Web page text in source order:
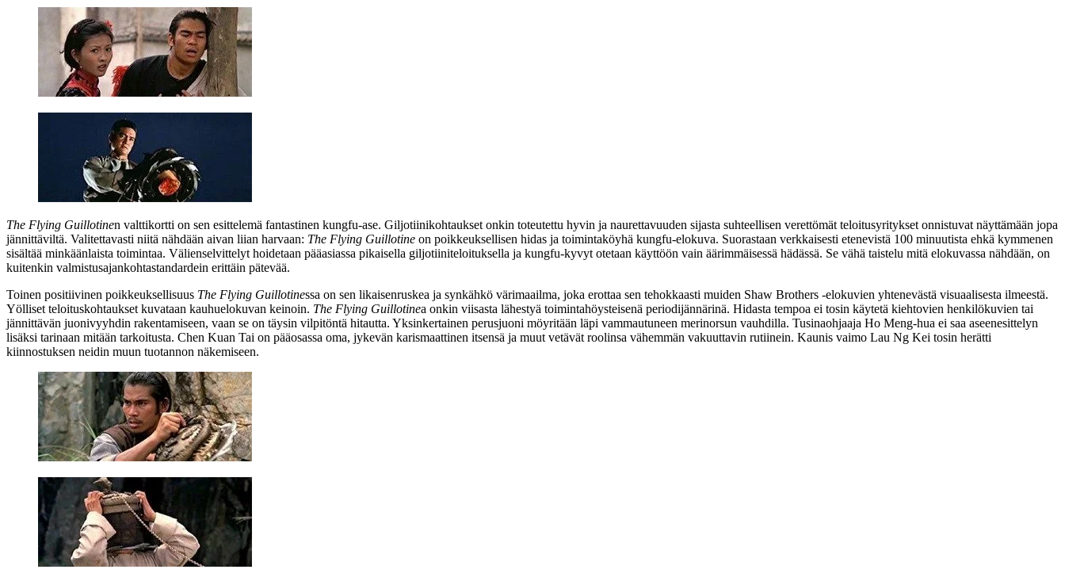
The Flying Guillotinen valttikortti on sen esittelemä fantastinen kungfu‑ase. Giljotiinikohtaukset onkin toteutettu hyvin ja naurettavuuden sijasta suhteellisen verettömät teloitusyritykset onnistuvat näyttämään jopa
jännittäviltä. Valitettavasti niitä nähdään aivan liian harvaan: The Flying Guillotine on poikkeuksellisen hidas ja toimintaköyhä kungfu-elokuva. Suorastaan verkkaisesti etenevistä 100 minuutista ehkä kymmenen
sisältää minkäänlaista toimintaa. Välienselvittelyt hoidetaan pääasiassa pikaisella giljotiiniteloituksella ja kungfu-kyvyt otetaan käyttöön vain äärimmäisessä hädässä. Se vähä taistelu mitä elokuvassa nähdään, on
kuitenkin valmistusajankohtastandardein erittäin pätevää.
Toinen positiivinen poikkeuksellisuus The Flying Guillotinessa on sen likaisenruskea ja synkähkö värimaailma, joka erottaa sen tehokkaasti muiden Shaw Brothers ‑elokuvien yhtenevästä visuaalisesta ilmeestä.
Yölliset teloituskohtaukset kuvataan kauhuelokuvan keinoin. The Flying Guillotinea onkin viisasta lähestyä toimintahöysteisenä periodijännärinä. Hidasta tempoa ei tosin käytetä kiehtovien henkilökuvien tai
jännittävän juonivyyhdin rakentamiseen, vaan se on täysin vilpitöntä hitautta. Yksinkertainen perusjuoni möyritään läpi vammautuneen merinorsun vauhdilla. Tusinaohjaaja Ho Meng‑hua ei saa aseenesittelyn
lisäksi tarinaan mitään tarkoitusta. Chen Kuan Tai on pääosassa oma, jykevän karismaattinen itsensä ja muut vetävät roolinsa vähemmän vakuuttavin rutiinein. Kaunis vaimo Lau Ng Kei tosin herätti
kiinnostuksen neidin muun tuotannon näkemiseen.